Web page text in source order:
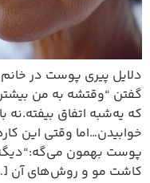
دلایل پیری پوست در
گفتن “وقتشه به من
که یه‌شبه اتفاق بیفته.نه
خوابیدن…اما وقتی این
کاشت مو و روش‌های آن